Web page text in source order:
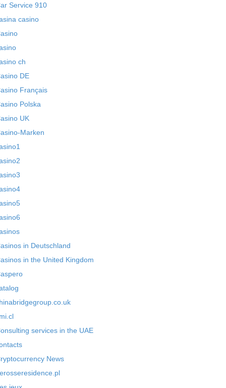
Service 910
casino
ch
DE
Français
Polska
UK
Marken
in Deutschland
in the United Kingdom
services in the UAE
News